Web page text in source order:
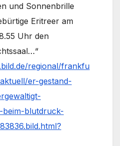
und Sonnenbrille
Eritreer am
Uhr den
regional/frankfu
er-gestand-
beim-blutdruck-